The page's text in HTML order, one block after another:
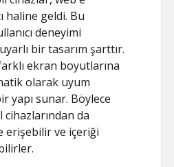
haline geldi. Bu
deneyimi
bir tasarım şarttır.
ekran boyutlarına
olarak uyum
yapı sunar. Böylece
cihazlarından da
erişebilir ve içeriği